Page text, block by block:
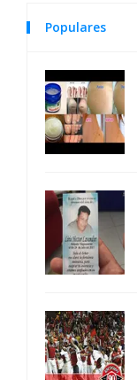
Populares